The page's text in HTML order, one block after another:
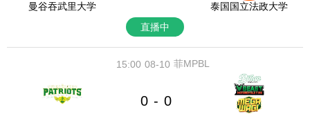
曼谷吞武里大学
泰国国立法政大学
直播中
08-10
15:00 菲MPBL
0 - 0